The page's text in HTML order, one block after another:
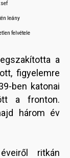
leány
felvétele
a
figyelemre
ben katonai
a fronton.
három év
ritkán